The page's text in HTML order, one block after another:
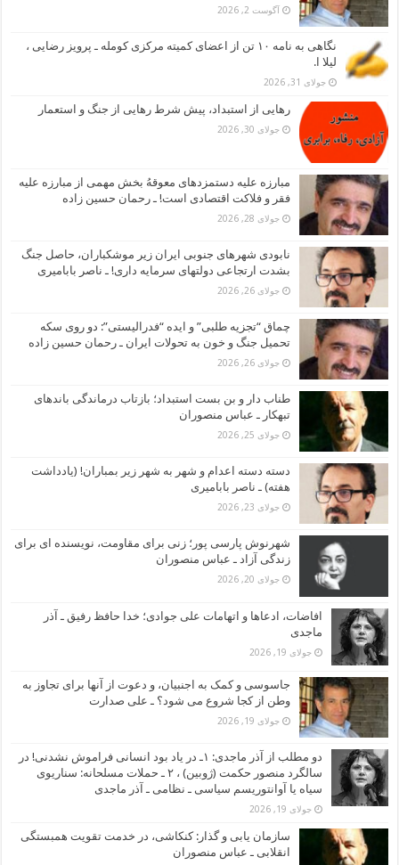
آگوست 2, 2026
نگاهی به نامه ۱۰ تن از اعضای کمیته مرکزی کومله ـ پرویز رضایی ،
لیلا ا.
جولای 31, 2026
رهایی از استبداد، پیش شرط رهایی از جنگ و استعمار
جولای 30, 2026
مبارزه علیه دستمزدهای معوقهُ بخش مهمی از مبارزه علیه
فقر و فلاکت اقتصادی است! ـ رحمان حسین زاده
جولای 28, 2026
نابودی شهرهای جنوبی ایران زیر موشکباران، حاصل جنگ
بشدت ارتجاعی دولتهای سرمایه داری! ـ ناصر بابامیری
جولای 26, 2026
چماق “تجزیه طلبی” و ایده “فدرالیستی”: دو روی سکه
تحمیل جنگ و خون به تحولات ایران ـ رحمان حسین زاده
جولای 26, 2026
طناب دار و بن بست استبداد؛ بازتاب درماندگی باندهای
تبهکار ـ عباس منصوران
جولای 25, 2026
دسته دسته اعدام و شهر به شهر زیر بمباران! (یادداشت
هفته) ـ ناصر بابامیری
جولای 23, 2026
شهرنوش پارسی پور؛ زنی برای مقاومت، نویسنده ای برای
زندگی آزاد ـ عباس منصوران
جولای 20, 2026
افاضات، ادعاها و اتهامات علی جوادی؛ خدا حافظ رفیق ـ آذر
ماجدی
جولای 19, 2026
جاسوسی و کمک به اجنبیان، و دعوت از آنها برای تجاوز به
وطن از کجا شروع می شود؟ ـ علی صدارت
جولای 19, 2026
دو مطلب از آذر ماجدی: ۱ـ در یاد بود انسانی فراموش نشدنی! در
سالگرد منصور حکمت (ژوبین) ، ۲ ـ حملات مسلحانه: سناریوی
سیاه یا آوانتوریسم سیاسی ـ نظامی ـ آذر ماجدی
جولای 19, 2026
سازمان یابی و گذار: کنکاشی، در خدمت تقویت همبستگی
انقلابی ـ عباس منصوران